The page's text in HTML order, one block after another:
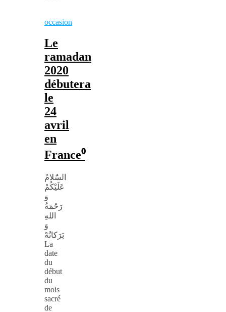
occasion
Le
ramadan
2020
débutera
le
24
avril
en
France⁰
السٌَلامُ
عَلَيْكُمْ
وَ
رَحْمَةُ
اللهِ
وَ
بَرَكاتُهْ
La
date
du
début
du
mois
sacré
de